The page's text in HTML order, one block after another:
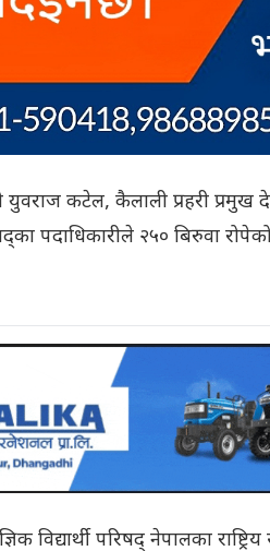
कटेल, कैलाली प्रहरी प्रमुख
पदाधिकारीले २५० बिरुवा
विद्यार्थी परिषद् नेपालका